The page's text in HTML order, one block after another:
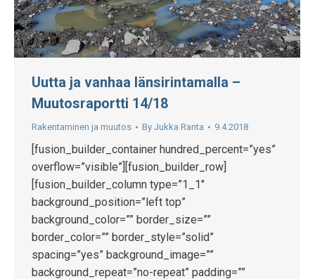
Uutta ja vanhaa länsirintamalla –
Muutosraportti 14/18
Rakentaminen ja muutos By Jukka Ranta 9.4.2018
[fusion_builder_container hundred_percent=”yes”
overflow=”visible”][fusion_builder_row]
[fusion_builder_column type=”1_1″
background_position=”left top”
background_color=”” border_size=””
border_color=”” border_style=”solid”
spacing=”yes” background_image=””
background_repeat=”no-repeat” padding=””